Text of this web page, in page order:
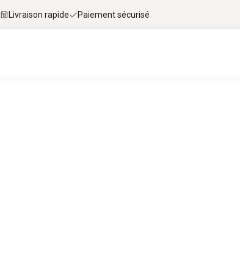
Livraison rapide Paiement sécurisé